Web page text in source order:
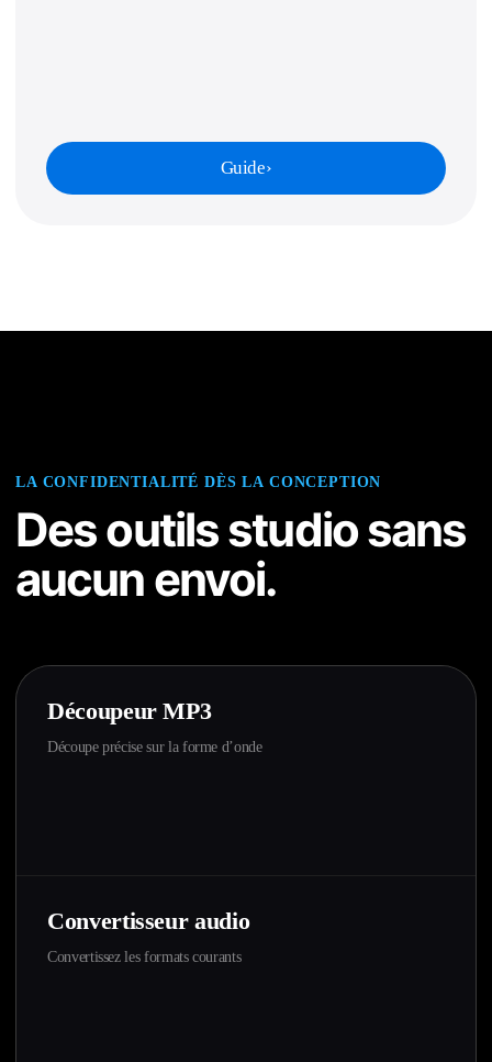
Guide›
LA CONFIDENTIALITÉ DÈS LA CONCEPTION
Des outils studio sans
aucun envoi.
Découpeur MP3
Découpe précise sur la forme d’onde
Convertisseur audio
Convertissez les formats courants